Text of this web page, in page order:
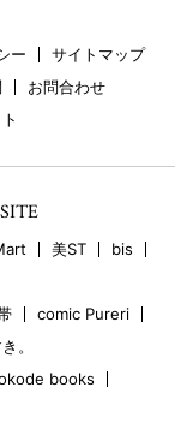
ー
サイトマップ
お問合わせ
美ST
bis
comic Pureri
。
books